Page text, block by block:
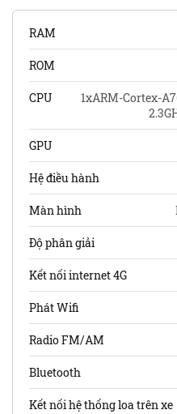
RAM
ROM
CPU
1xARM-Cortex-
GPU
Hệ điều hành
Màn hình
Độ phân giải
Kết nối internet 4G
Phát Wifi
Radio FM/AM
Bluetooth
Kết nối hệ thống loa trên xe